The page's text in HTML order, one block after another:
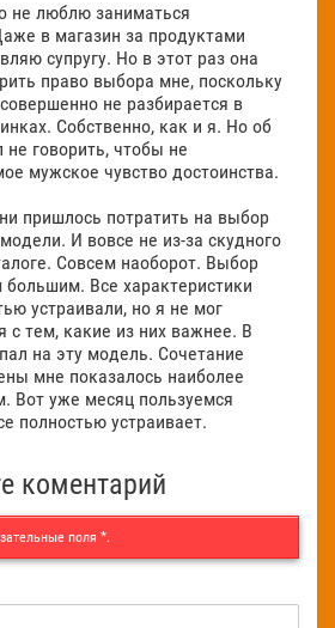
не люблю заниматься
в магазин за продуктами
супругу. Но в этот раз она
право выбора мне, поскольку
не разбирается в
Собственно, как и я. Но об
говорить, чтобы не
мужское чувство достоинства.
пришлось потратить на выбор
И вовсе не из-за скудного
Совсем наоборот. Выбор
Все характеристики
устраивали, но я не мог
с тем, какие из них важнее. В
на эту модель. Сочетание
мне показалось наиболее
Вот уже месяц пользуемся
полностью устраивает.
коментарий
поля *.